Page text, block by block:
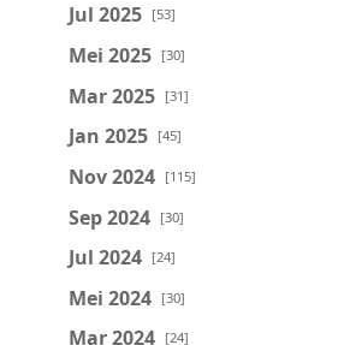
Jul 2025 [53]
Mei 2025 [30]
Mar 2025 [31]
Jan 2025 [45]
Nov 2024 [115]
Sep 2024 [30]
Jul 2024 [24]
Mei 2024 [30]
Mar 2024 [24]